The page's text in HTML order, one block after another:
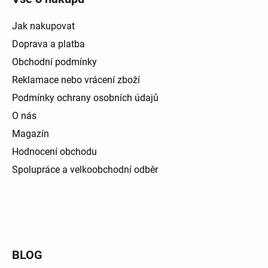
Jak nakupovat
Doprava a platba
Obchodní podmínky
Reklamace nebo vrácení zboží
Podmínky ochrany osobních údajů
O nás
Magazín
Hodnocení obchodu
Spolupráce a velkoobchodní odběr
BLOG